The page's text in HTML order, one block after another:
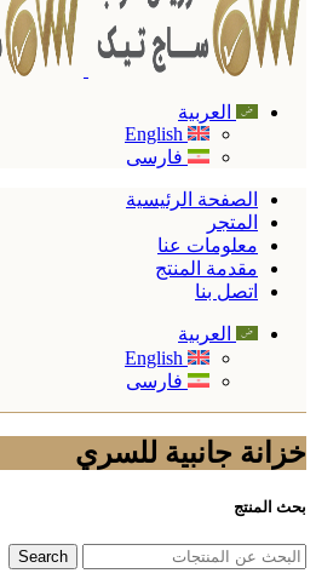
العربية
English
فارسی
الصفحة الرئيسية
المتجر
معلومات عنا
مقدمة المنتج
اتصل بنا
العربية
English
فارسی
خزانة جانبية للسري
بحث المنتج
Search